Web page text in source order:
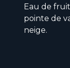
Eau de
pointe de
neige.